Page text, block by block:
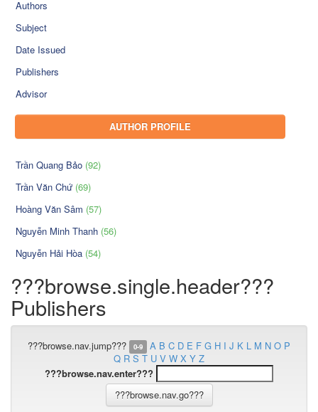
Authors
Subject
Date Issued
Publishers
Advisor
AUTHOR PROFILE
Trần Quang Bảo (92)
Trần Văn Chứ (69)
Hoàng Văn Sâm (57)
Nguyễn Minh Thanh (56)
Nguyễn Hải Hòa (54)
???browse.single.header???
Publishers
???browse.nav.jump??? 0-9 A B C D E F G H I J K L M N O P
Q R S T U V W X Y Z
???browse.nav.enter???